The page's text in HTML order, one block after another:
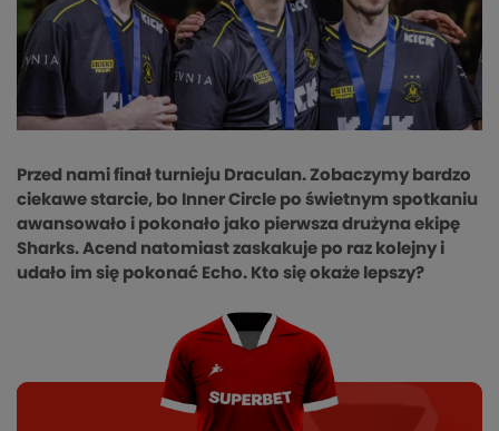
Przed nami finał turnieju Draculan. Zobaczymy bardzo
ciekawe starcie, bo Inner Circle po świetnym spotkaniu
awansowało i pokonało jako pierwsza drużyna ekipę
Sharks. Acend natomiast zaskakuje po raz kolejny i
udało im się pokonać Echo. Kto się okaże lepszy?